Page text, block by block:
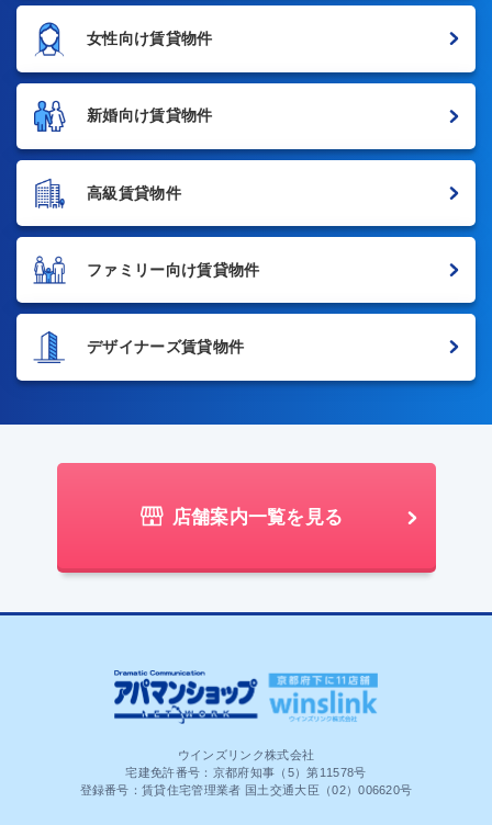
女性向け賃貸物件
新婚向け賃貸物件
高級賃貸物件
ファミリー向け賃貸物件
デザイナーズ賃貸物件
店舗案内一覧を見る
ウインズリンク株式会社
宅建免許番号：京都府知事（5）第11578号
登録番号：賃貸住宅管理業者 国土交通大臣（02）006620号